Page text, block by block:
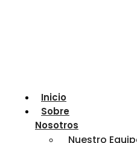
Inicio
Sobre
Nosotros
Nuestro